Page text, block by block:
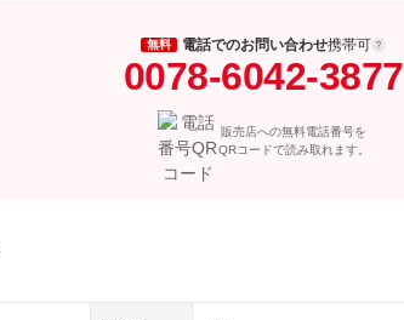
無料 電話でのお問い合わせ携帯可
0078-6042-3877
販売店への無料電話番号を
QRコードで読み取れます。